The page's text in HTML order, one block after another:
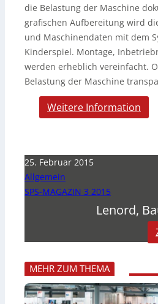
die Belastung der Maschine
grafischen Aufbereitung wird
und Maschinendaten mit dem
Kinderspiel. Montage,
werden erheblich vereinfacht.
Belastung der Maschine
Weitere Information
25. Februar 2015
Allgemein
SPS-MAGAZIN 3 2015
Lenord,
MEHR ZUM THEMA